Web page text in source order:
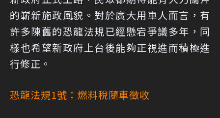
的嶄新施政風貌。對於廣大用車人而言，有
許多陳舊的恐龍法規已經懸宕爭議多年，同
樣也希望新政府上台後能夠正視進而積極進
行修正。
恐龍法規1號：燃料稅隨車徵收